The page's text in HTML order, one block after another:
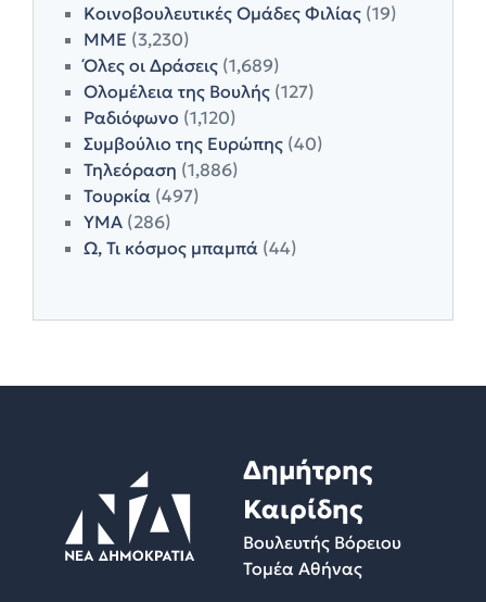
Κοινοβουλευτικές Ομάδες Φιλίας (19)
ΜΜΕ (3,230)
Όλες οι Δράσεις (1,689)
Ολομέλεια της Βουλής (127)
Ραδιόφωνο (1,120)
Συμβούλιο της Ευρώπης (40)
Τηλεόραση (1,886)
Τουρκία (497)
ΥΜΑ (286)
Ω, Τι κόσμος μπαμπά (44)
Δημήτρης
Καιρίδης
Βουλευτής Βόρειου
Τομέα Αθήνας